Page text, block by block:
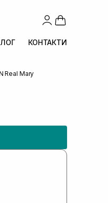
КОНТАКТИ
Real Mary